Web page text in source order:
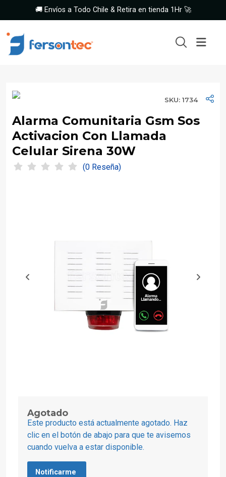
🚚 Envíos a Todo Chile & Retira en tienda 1Hr 🚀
SKU: 1734
Alarma Comunitaria Gsm Sos
Activacion Con Llamada
Celular Sirena 30W
(0 Reseña)
Agotado
Este producto está actualmente agotado. Haz
clic en el botón de abajo para que te avisemos
cuando vuelva a estar disponible.
Notificarme